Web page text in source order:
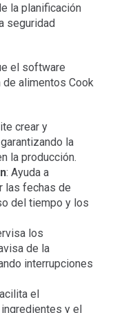
la planificación
seguridad
el software
alimentos Cook
crear y
la
la producción.
: Ayuda a
las fechas de
del tiempo y los
los
de la
interrupciones
el
y el